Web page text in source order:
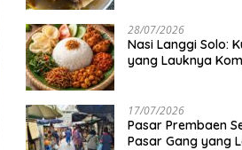
28/07/2026
Nasi Langgi Solo:
yang Lauknya
17/07/2026
Pasar Prembaen
Pasar Gang yang